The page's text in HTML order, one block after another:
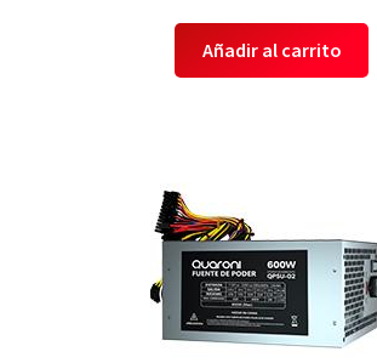
Añadir al carrito